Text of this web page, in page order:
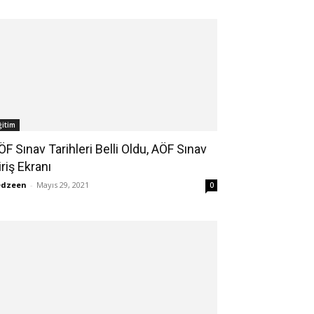
Sınav Tarihleri Belli Oldu, AÖF Sınav
Ekranı
- Mayıs 29, 2021 0